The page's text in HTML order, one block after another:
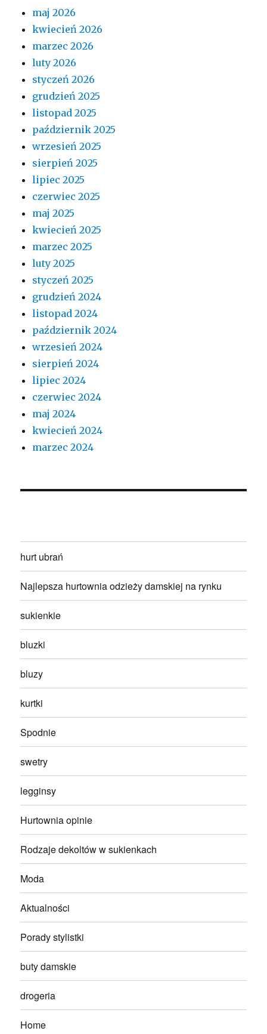
maj 2026
kwiecień 2026
marzec 2026
luty 2026
styczeń 2026
grudzień 2025
listopad 2025
październik 2025
wrzesień 2025
sierpień 2025
lipiec 2025
czerwiec 2025
maj 2025
kwiecień 2025
marzec 2025
luty 2025
styczeń 2025
grudzień 2024
listopad 2024
październik 2024
wrzesień 2024
sierpień 2024
lipiec 2024
czerwiec 2024
maj 2024
kwiecień 2024
marzec 2024
hurt ubrań
Najlepsza hurtownia odzieży damskiej na rynku
sukienkie
bluzki
bluzy
kurtki
Spodnie
swetry
legginsy
Hurtownia opinie
Rodzaje dekoltów w sukienkach
Moda
Aktualności
Porady stylistki
buty damskie
drogeria
Home